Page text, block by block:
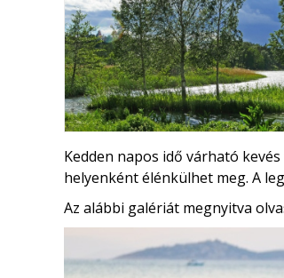
Kedden napos idő várható
helyenként élénkülhet meg. A
Az alábbi galériát megnyitva